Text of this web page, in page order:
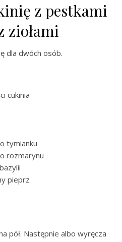
z pestkami
ziołami
dla dwóch osób.
cukinia
tymianku
rozmarynu
pieprz
pół. Następnie albo wyręcza